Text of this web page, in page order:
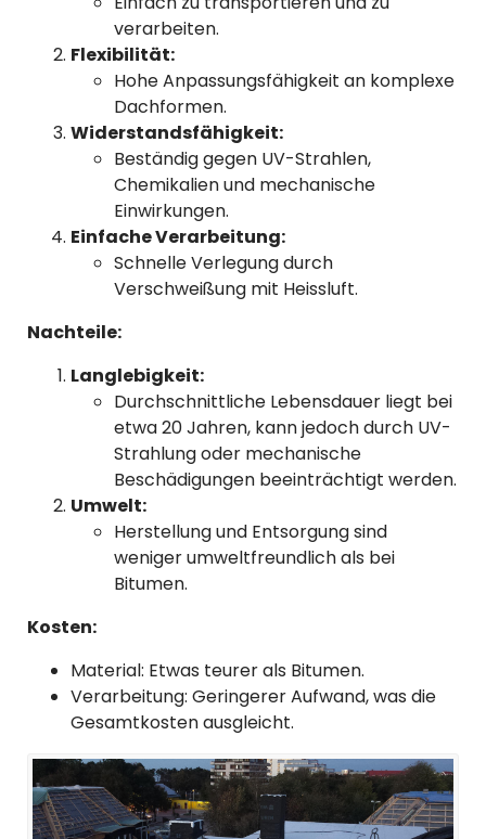
verarbeiten.
Flexibilität:
Hohe Anpassungsfähigkeit an komplexe
Dachformen.
Widerstandsfähigkeit:
Beständig gegen UV-Strahlen,
Chemikalien und mechanische
Einwirkungen.
Einfache Verarbeitung:
Schnelle Verlegung durch
Verschweißung mit Heissluft.
Nachteile:
Langlebigkeit:
Durchschnittliche Lebensdauer liegt bei
etwa 20 Jahren, kann jedoch durch UV-
Strahlung oder mechanische
Beschädigungen beeinträchtigt werden.
Umwelt:
Herstellung und Entsorgung sind
weniger umweltfreundlich als bei
Bitumen.
Kosten:
Material: Etwas teurer als Bitumen.
Verarbeitung: Geringerer Aufwand, was die
Gesamtkosten ausgleicht.